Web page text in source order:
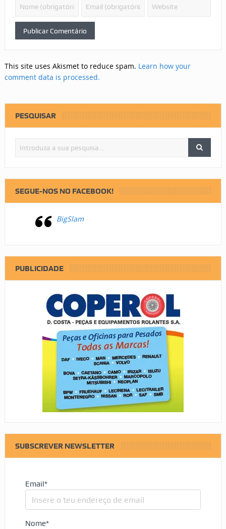
This site uses Akismet to reduce spam. Learn how your
comment data is processed.
PESQUISAR
SEGUE-NOS NO FACEBOOK!
BigSlam
PUBLICIDADE
SUBSCREVER NEWSLETTER
Email*
Nome*